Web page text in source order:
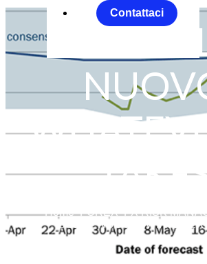
Contattaci
BCE:
Home FOREX FX RISK
BCE: IL NUOVO